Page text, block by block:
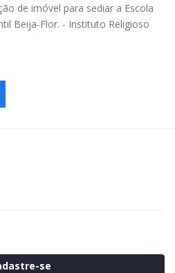
de imóvel para sediar a Escola
Beija-Flor. - Instituto Religioso
se